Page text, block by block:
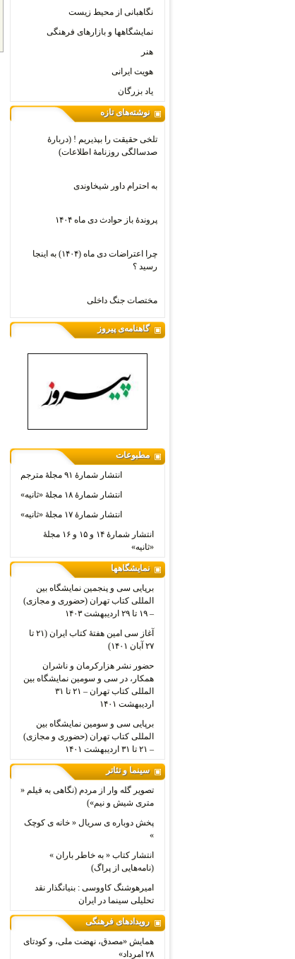
نگاهبانی از محیط زیست
نمایشگاهها و بازارهای فرهنگی
هنر
هویت ایرانی
یاد بزرگان
نوشته‌های تازه
تلخی حقیقت را بپذیریم ! (دربارۀ
صدسالگی روزنامۀ اطلاعات)
به احترام داور شیخاوندی
پروندۀ باز حوادث دی ماه ۱۴۰۴
چرا اعتراضات دی‌ ماه (۱۴۰۴) به اینجا
رسید ؟
مختصات جنگ داخلی
گاهنامه‌ی پیروز
مطبوعات
انتشار شمارۀ ۹۱ مجلۀ مترجم
انتشار شمارۀ ۱۸ مجلۀ «ثانیه»
انتشار شمارۀ ۱۷ مجلۀ «ثانیه»
انتشار شمارۀ ۱۴ و ۱۵ و ۱۶ مجلۀ
«ثانیه»
نمایشگاهها
برپایی سی و پنجمین نمایشگاه بین
المللی کتاب تهران (حضوری و مجازی)
– ۱۹ تا ۲۹ اردیبهشت ۱۴۰۳
آغاز سی امین هفتۀ کتاب ایران (۲۱ تا
۲۷ آبان ۱۴۰۱)
حضور نشر هزارکرمان و ناشران
همکار، در سی و سومین نمایشگاه بین
المللی کتاب تهران – ۲۱ تا ۳۱
اردیبهشت ۱۴۰۱
برپایی سی و سومین نمایشگاه بین
المللی کتاب تهران (حضوری و مجازی)
– ۲۱ تا ۳۱ اردیبهشت ۱۴۰۱
سینما و تئاتر
تصویر گله وار از مردم (نگاهی به فیلم «
متری شیش و نیم»)
پخش دوباره ی سریال « خانه ی کوچک
»
انتشار کتاب « به خاطر باران »
(نامه‌هایی از پراگ)
امیرهوشنگ کاووسی : بنیانگذار نقد
تحلیلی سینما در ایران
رویدادهای فرهنگی
همایش «مصدق، نهضت ملی، و کودتای
۲۸ امرداد»